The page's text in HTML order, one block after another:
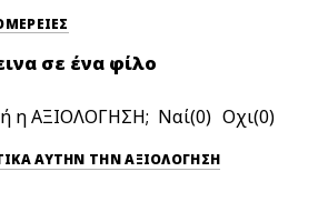
σε ένα φίλο
η ΑΞΙΟΛΟΓΗΣΗ; 0 0
ΕΠΙΣΗΜΆΝΕΤΕ ΑΡΝΗΤΙΚΆ ΑΥΤΉΝ ΤΗΝ ΑΞΙΟΛΟΓΗΣΗ